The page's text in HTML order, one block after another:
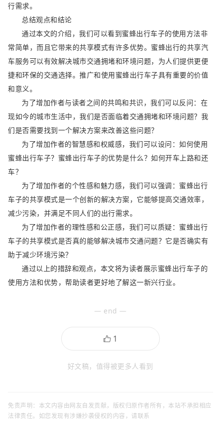
行需求。
总结观点和结论
通过本文的介绍，我们可以看到蜜蜂出行车子的使用方法非
常简单，而且它带来的共享模式有许多优势。蜜蜂出行的共享汽
车服务可以有效解决城市交通拥堵和环境问题，为人们提供更便
捷和环保的交通选择。推广和使用蜜蜂出行车子具有重要的价值
和意义。
为了增加作者与读者之间的共鸣和共识，我们可以反问：在
现如今的城市生活中，我们是否面临着交通拥堵和环境问题？我
们是否需要找到一个解决方案来改善这些问题？
为了增加作者的智慧感和权威感，我们可以设问：如何使用
蜜蜂出行车子？蜜蜂出行车子的优势是什么？如何开车上路和还
车？
为了增加作者的个性感和魅力感，我们可以强调：蜜蜂出行
车子的共享模式是一个创新的解决方案，它能够提高交通效率，
减少污染，并满足不同人们的出行需求。
为了增加作者的理性感和公正感，我们可以质疑：蜜蜂出行
车子的共享模式是否真的能够解决城市交通问题？它是否确实有
助于减少环境污染？
通过以上的措辞和观点，本文将为读者展示蜜蜂出行车子的
使用方法和优势，帮助读者更好地了解这一新兴行业。
— end —
好文稿，值得被更多人看到
免责声明：本文内容由网友自发贡献，版权归原作者所有，本站不承担相应
法律责任。如您发现有涉嫌抄袭侵权的内容，请联系